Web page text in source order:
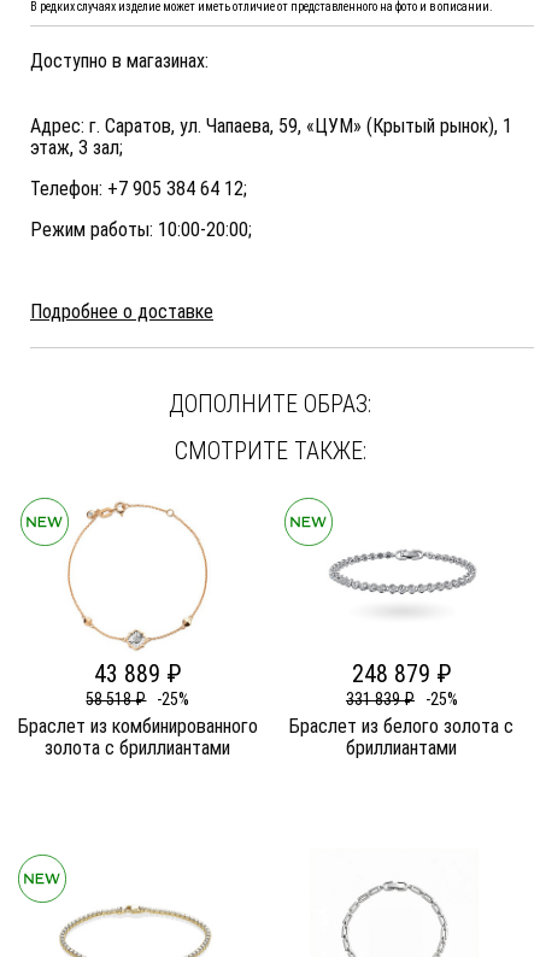
В редких случаях изделие может иметь отличие от представленного на фото и в описании.
Доступно в магазинах:
Адрес: г. Саратов, ул. Чапаева, 59, «ЦУМ» (Крытый рынок), 1
этаж, 3 зал;
Телефон: +7 905 384 64 12;
Режим работы: 10:00-20:00;
Подробнее о доставке
ДОПОЛНИТЕ ОБРАЗ:
СМОТРИТЕ ТАКЖЕ:
43 889 ₽
58 518 ₽ -25%
Браслет из комбинированного
золота c бриллиантами
248 879 ₽
331 839 ₽ -25%
Браслет из белого золота c
бриллиантами